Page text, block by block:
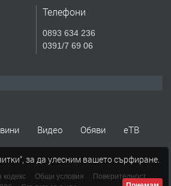
Ремонтирана къща в с. Ябълково,
японска ряпа Дайкон
Телефони
0893 634 236
0391/7 69 06
Видео Обяви
еТВ
кодекс Общи условия
Поверителност
за да улесним вашето сърфиране.